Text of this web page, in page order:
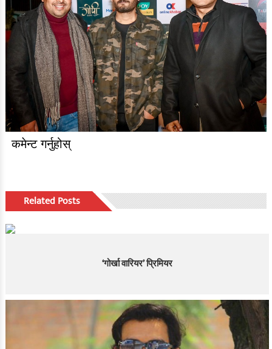
कमेन्ट गर्नुहोस्
Related Posts
‘गोर्खा वारियर’ प्रिमियर